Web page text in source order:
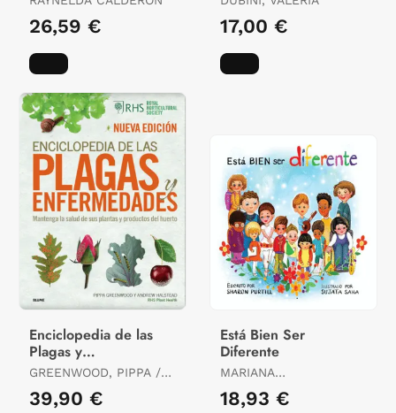
26,59 € 17,00 €
Enciclopedia de las
Plagas y
Enfermedades (2022)
GREENWOOD, PIPPA /
HALSTEAD, ANDREW / ,
ROYAL HORTICULTURAL
39,90 €
Está Bien Ser
Diferente
MARIANA
HORRISBERGER /
SHARON PURTILL
18,93 €